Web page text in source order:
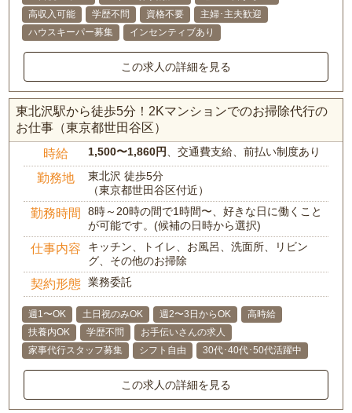
高収入可能
学歴不問 資格不要
主婦･主夫歓迎
ハウスキーパー募集
インセンティブあり
この求人の詳細を見る
東北沢駅から徒歩5分！2Kマンションでのお掃除代行の
お仕事（東京都世田谷区）
時給 1,500〜1,860円、交通費支給、前払い制度あり
勤務地
東北沢 徒歩5分
（東京都世田谷区付近）
勤務時間
8時～20時の間で1時間〜、好きな日に働くこと
が可能です。(候補の日時から選択)
仕事内容
キッチン、トイレ、お風呂、洗面所、リビン
グ、その他のお掃除
契約形態 業務委託
週1〜OK 土日祝のみOK 週2〜3日からOK
高時給
扶養内OK
学歴不問
お手伝いさんの求人
家事代行スタッフ募集
シフト自由 30代･40代･50代活躍中
この求人の詳細を見る